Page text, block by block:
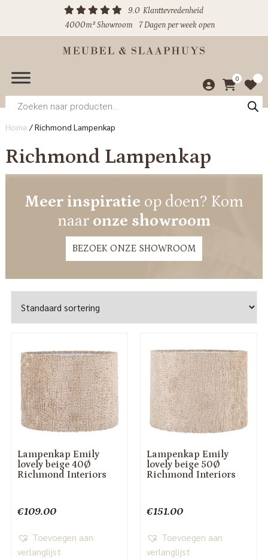
9.0 Klanttevredenheid
4000m² Showroom
7 Dagen per week open
0
Producten
zoeken
Home /Richmond Lampenkap
Richmond Lampenkap
Meer inspiratie op doen? Kom
naar onze showroom
BEZOEK ONZE SHOWROOM
Lampenkap Emily
lovely beige 40Ø
Richmond Interiors
€109.00
Toevoegen aan
verlanglijst
Lampenkap Emily
lovely beige 50Ø
Richmond Interiors
€151.00
Toevoegen aan
verlanglijst